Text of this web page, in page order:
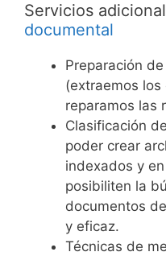
Servicios
documental
Preparación
(extraemos
reparamos las
Clasificación
poder crear
indexados y
posibiliten la
documentos
y eficaz.
Técnicas de